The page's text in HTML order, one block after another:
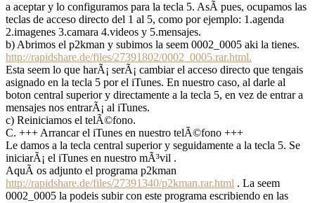
a aceptar y lo configuramos para la tecla 5. AsÃ­ pues, ocupamos las
teclas de acceso directo del 1 al 5, como por ejemplo: 1.agenda
2.imagenes 3.camara 4.videos y 5.mensajes.
b) Abrimos el p2kman y subimos la seem 0002_0005 aki la tienes.
http://rapidshare.de/files/27391802/0002_0005.rar.html.
Esta seem lo que harÃ¡ serÃ¡ cambiar el acceso directo que tengais
asignado en la tecla 5 por el iTunes. En nuestro caso, al darle al
boton central superior y directamente a la tecla 5, en vez de entrar a
mensajes nos entrarÃ¡ al iTunes.
c) Reiniciamos el telÃ©fono.
C. +++ Arrancar el iTunes en nuestro telÃ©fono +++
Le damos a la tecla central superior y seguidamente a la tecla 5. Se
iniciarÃ¡ el iTunes en nuestro mÃ³vil .
AquÃ­ os adjunto el programa p2kman
http://rapidshare.de/files/27391340/p2kman.rar.html . La seem
0002_0005 la podeis subir con este programa escribiendo en las